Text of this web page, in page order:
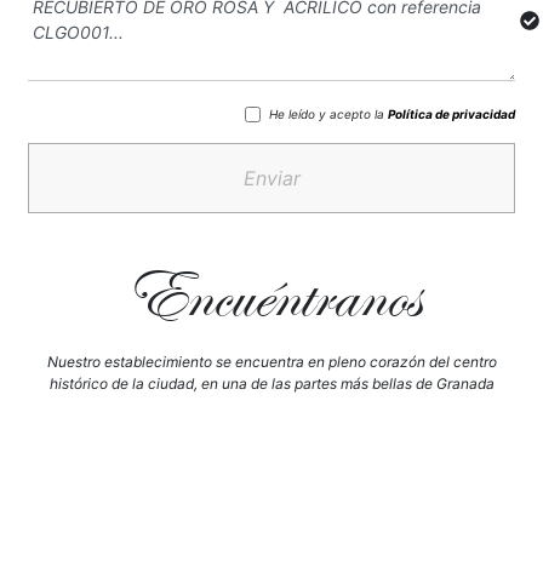
He leído y acepto la Política de privacidad
Enviar
Encuéntranos
Nuestro establecimiento se encuentra en pleno corazón del centro
histórico de la ciudad, en una de las partes más bellas de Granada